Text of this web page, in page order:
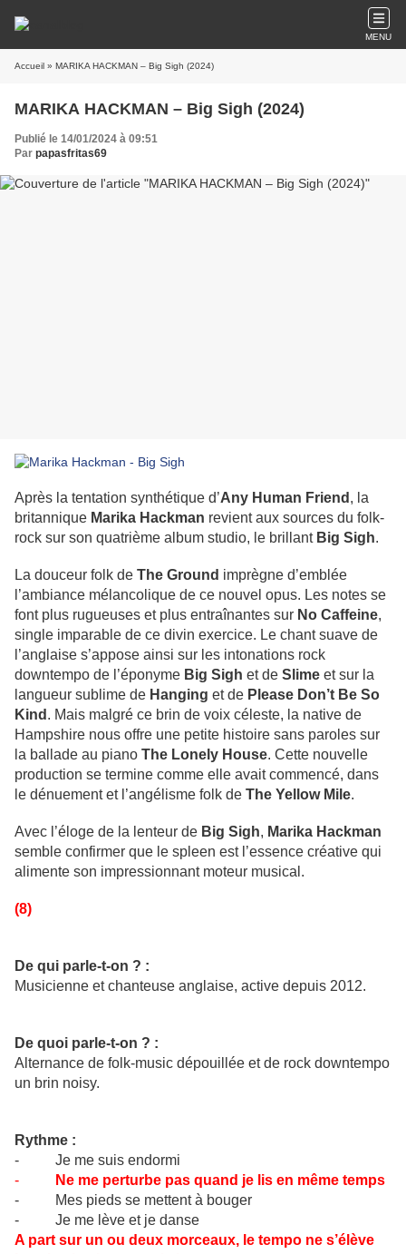
MENU
Accueil » MARIKA HACKMAN – Big Sigh (2024)
MARIKA HACKMAN – Big Sigh (2024)
Publié le 14/01/2024 à 09:51
Par papasfritas69
Après la tentation synthétique d’Any Human Friend , la
britannique Marika Hackman revient aux sources du folk-
rock sur son quatrième album studio, le brillant Big Sigh.
La douceur folk de The Ground imprègne d’emblée
l’ambiance mélancolique de ce nouvel opus. Les notes se
font plus rugueuses et plus entraînantes sur No Caffeine,
single imparable de ce divin exercice. Le chant suave de
l’anglaise s’appose ainsi sur les intonations rock
downtempo de l’éponyme Big Sigh et de Slime et sur la
langueur sublime de Hanging et de Please Don’t Be So
Kind . Mais malgré ce brin de voix céleste, la native de
Hampshire nous offre une petite histoire sans paroles sur
la ballade au piano The Lonely House. Cette nouvelle
production se termine comme elle avait commencé, dans
le dénuement et l’angélisme folk de The Yellow Mile.
Avec l’éloge de la lenteur de Big Sigh, Marika Hackman
semble confirmer que le spleen est l’essence créative qui
alimente son impressionnant moteur musical.
(8)
De qui parle-t-on ? :
Musicienne et chanteuse anglaise, active depuis 2012.
De quoi parle-t-on ? :
Alternance de folk-music dépouillée et de rock downtempo
un brin noisy.
Rythme :
- Je me suis endormi
-
Ne me perturbe pas quand je lis en même temps
- Mes pieds se mettent à bouger
- Je me lève et je danse
A part sur un ou deux morceaux, le tempo ne s’élève